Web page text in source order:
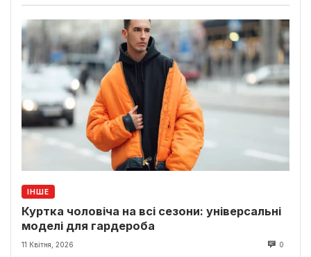
ІНШЕ
Куртка чоловіча на всі сезони: універсальні
моделі для гардероба
11 Квітня, 2026 0